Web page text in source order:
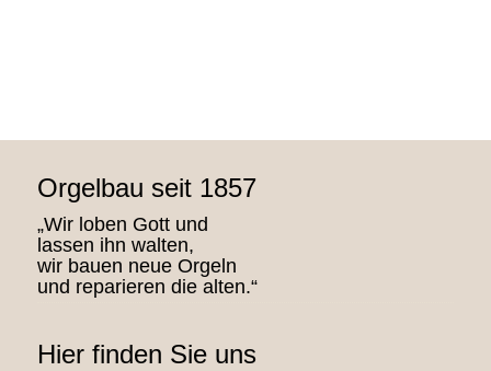
Orgelbau seit 1857
„Wir loben Gott und
lassen ihn walten,
wir bauen neue Orgeln
und reparieren die alten.“
Hier finden Sie uns